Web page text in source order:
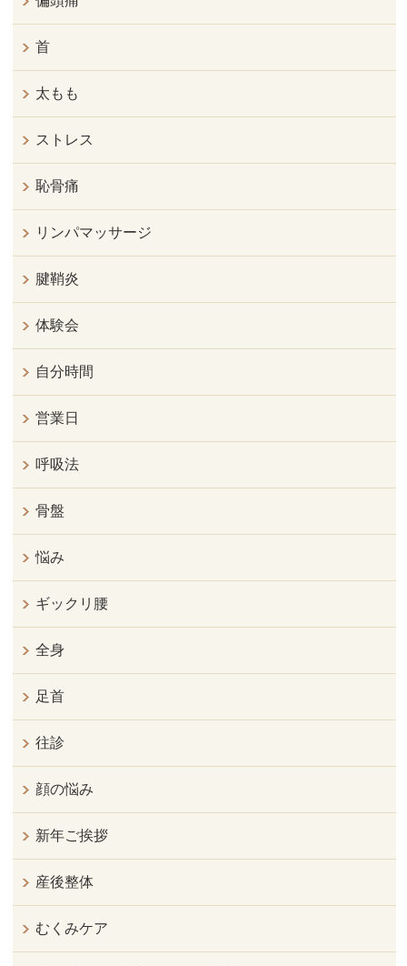
首
太もも
ストレス
恥骨痛
リンパマッサージ
腱鞘炎
体験会
自分時間
営業日
呼吸法
骨盤
悩み
ギックリ腰
全身
足首
往診
顔の悩み
新年ご挨拶
産後整体
むくみケア